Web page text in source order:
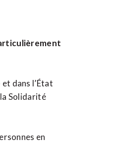
dans l’État
Solidarité
en